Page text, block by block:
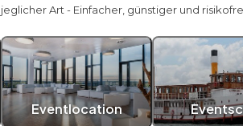
Art - Einfacher, günstiger und
Eventlocation